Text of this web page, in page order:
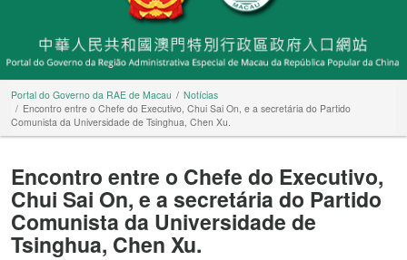
Portal do Governo da RAE de Macau
Notícias
Encontro entre o Chefe do Executivo, Chui Sai On, e a secretária do Partido
Comunista da Universidade de Tsinghua, Chen Xu.
Encontro entre o Chefe do Executivo,
Chui Sai On, e a secretária do Partido
Comunista da Universidade de
Tsinghua, Chen Xu.